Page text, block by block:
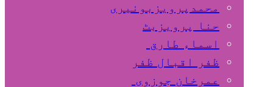
محمدپرویزبونیری
حنا پرویزبٹ
اسماء طارق
ظفر اقبال ظفر
عمرخان جوزوی